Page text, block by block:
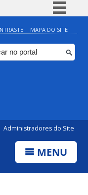
Simplifique!
Comunica BR
Participe
MAPA DO SITE
Administradores do Site
MENU